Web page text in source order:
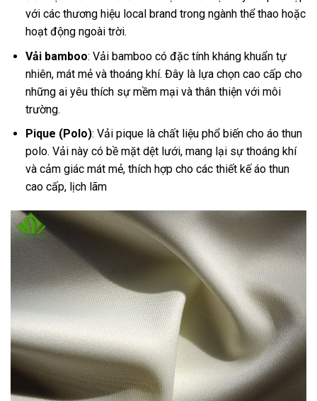
với các thương hiệu local brand trong ngành thể thao hoặc
hoạt động ngoài trời.
Vải bamboo: Vải bamboo có đặc tính kháng khuẩn tự
nhiên, mát mẻ và thoáng khí. Đây là lựa chọn cao cấp cho
những ai yêu thích sự mềm mại và thân thiện với môi
trường.
Pique (Polo): Vải pique là chất liệu phổ biến cho áo thun
polo. Vải này có bề mặt dệt lưới, mang lại sự thoáng khí
và cảm giác mát mẻ, thích hợp cho các thiết kế áo thun
cao cấp, lịch lãm